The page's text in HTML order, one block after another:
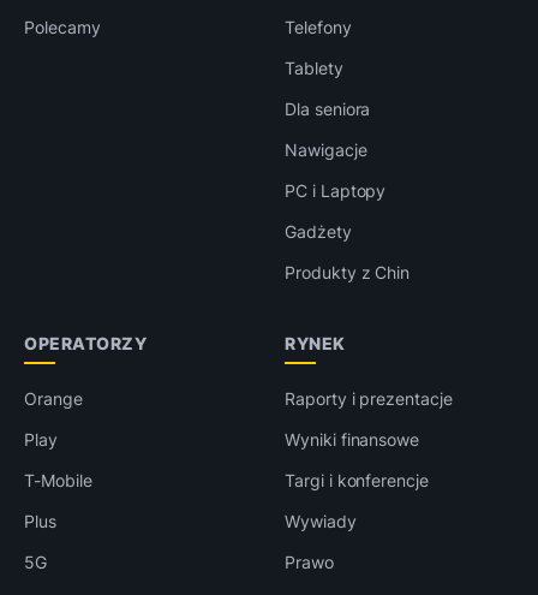
Polecamy
Telefony
Tablety
Dla seniora
Nawigacje
PC i Laptopy
Gadżety
Produkty z Chin
OPERATORZY
Orange
Play
T-Mobile
Plus
5G
RYNEK
Raporty i prezentacje
Wyniki finansowe
Targi i konferencje
Wywiady
Prawo